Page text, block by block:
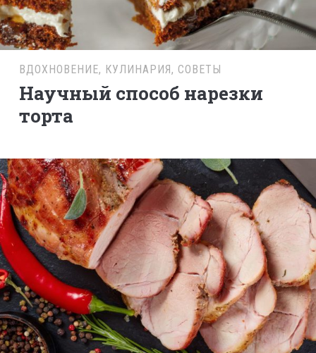
ВДОХНОВЕНИЕ, КУЛИНАРИЯ, СОВЕТЫ
Научный способ нарезки
торта